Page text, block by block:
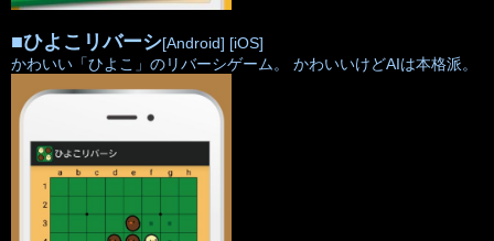
■ひよこリバーシ[Android] [iOS]
かわいい「ひよこ」のリバーシゲーム。 かわいいけどAIは本格派。